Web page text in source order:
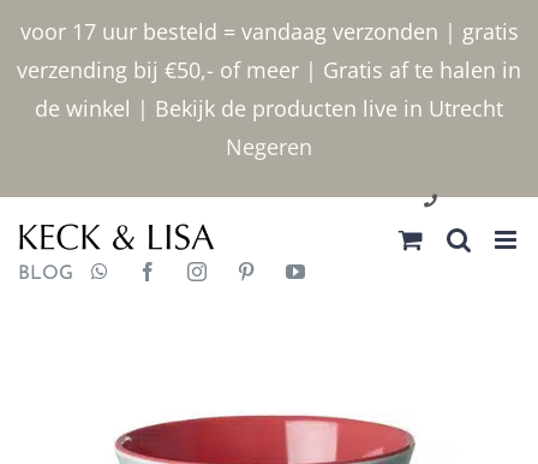
voor 17 uur besteld = vandaag verzonden | gratis
verzending bij €50,- of meer | Gratis af te halen in
de winkel | Bekijk de producten live in Utrecht
Negeren
inhoud
030 2400000
BLOG